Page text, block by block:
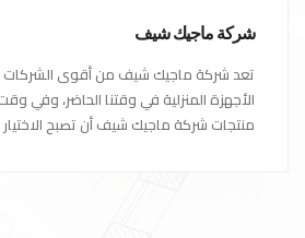
شركة ماجيك شيف
تعد شركة ماجيك شيف من أقوى الشركات
الأجهزة المنزلية في وقتنا الحاضر، وفي
منتجات شركة ماجيك شيف أن تصبح الاختيار